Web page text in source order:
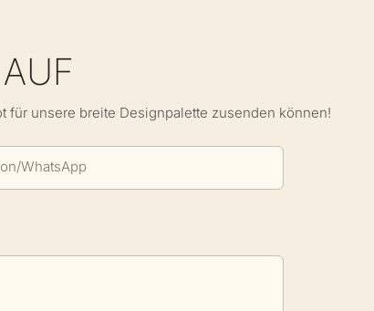
für unsere breite Designpalette zusenden können!
WhatsApp